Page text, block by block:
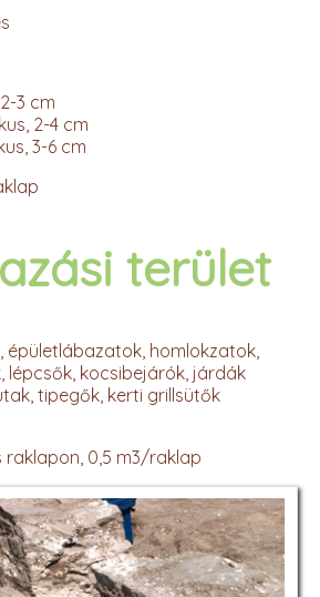
3 cm
2-4 cm
3-6 cm
terület
homlokzatok,
lépcsők, kocsibejárók, járdák
tipegők, kerti grillsütők
raklapon, 0,5 m3/raklap